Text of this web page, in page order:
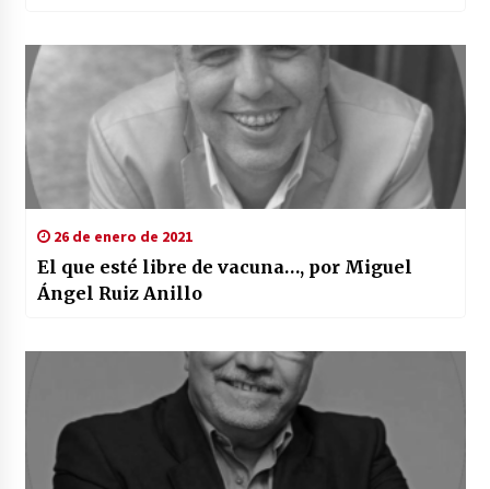
26 de enero de 2021
El que esté libre de vacuna…, por Miguel
Ángel Ruiz Anillo